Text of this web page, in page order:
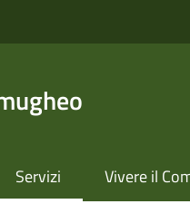
Servizi Vivere il